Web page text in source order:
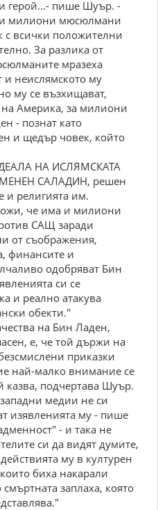
герой...- пише Шуър. -
милиони мюсюлмани
с всички положителни
За разлика от
мразеха
и неислямското му
му се възхищават,
Америка, за милиони
- познат като
и щедър човек, който
НА ИСЛЯМСКАТА
САЛАДИН, решен
и религията им.
че има и милиони
САЩ заради
от съображения,
финансите и
одобряват Бин
си се
и реално атакува
обекти."
на Бин Ладен,
е, че той държи на
приказки
най-малко внимание се
казва, подчертава Шуър.
медии не си
изявленията му - пише
- и така не
си да видят думите,
му в културен
биха накарали
заплаха, която